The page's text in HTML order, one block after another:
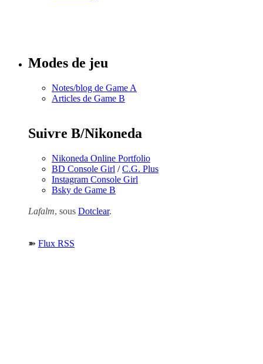
Modes de jeu
Notes/blog de Game A
Articles de Game B
Suivre B/Nikoneda
Nikoneda Online Portfolio
BD Console Girl /C.G. Plus
Instagram Console Girl
Bsky de Game B
Lafalm, sous Dotclear.
➽ Flux RSS